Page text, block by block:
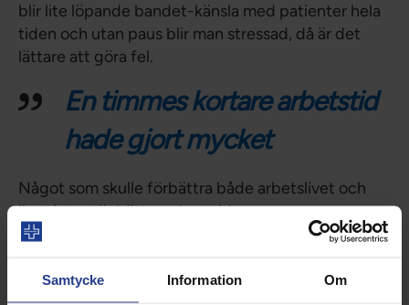
Samtycke Information Om
blir lite löpande bandet-känsla med patienter hela
tiden och utan paus blir man stressad, då är det
lättare att göra fel.
En timmes kortare arbetstid
hade gjort mycket
Något som skulle förbättra både arbetslivet och
livet i stort är bättre arbetstider.
– Förkortad arbetstid med en timme hade gjort
Att så få väljer yrket tror Johan beror på att de inte